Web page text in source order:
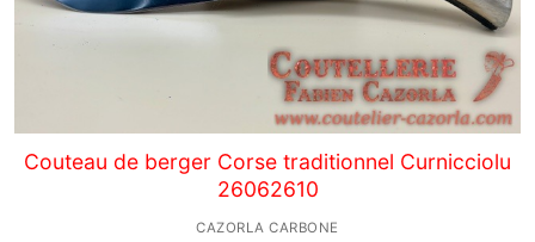
Couteau de berger Corse traditionnel Curnicciolu
26062610
CAZORLA CARBONE